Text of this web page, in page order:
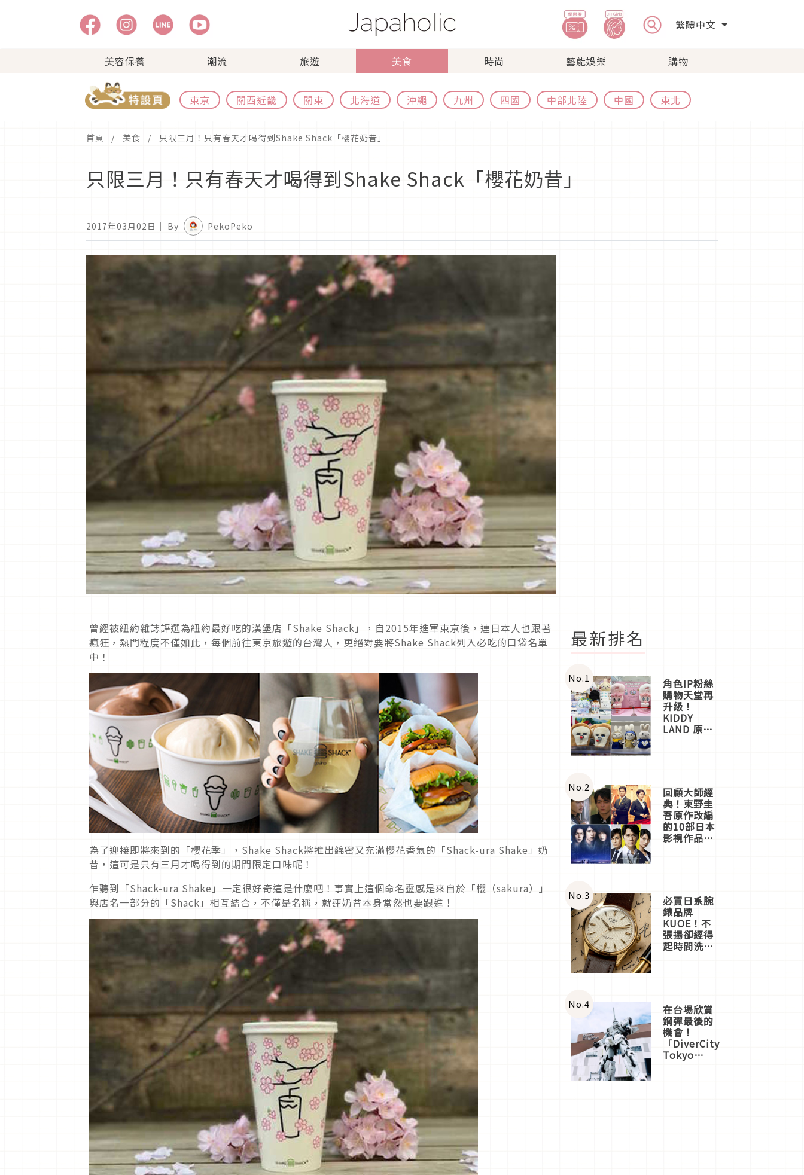
繁體中文
美容保養 潮流 旅遊 美食 時尚 藝能娛樂 購物
東京 關西近畿 關東 北海道 沖繩 九州 四國 中部北陸 中國 東北
首頁 美食 只限三月！只有春天才喝得到Shake Shack「櫻花奶昔」
只限三月！只有春天才喝得到Shake Shack「櫻花奶昔」
2017年03月02日 ｜ By PekoPeko
曾經被紐約雜誌評選為紐約最好吃的漢堡店「Shake Shack」，自2015年進軍東京後，連日本人也跟著
瘋狂，熱門程度不僅如此，每個前往東京旅遊的台灣人，更絕對要將Shake Shack列入必吃的口袋名單
中！
為了迎接即將來到的「櫻花季」，Shake Shack將推出綿密又充滿櫻花香氣的「Shack-ura Shake」奶
昔，這可是只有三月才喝得到的期間限定口味呢！
乍聽到「Shack-ura Shake」一定很好奇這是什麼吧！事實上這個命名靈感是來自於「櫻（sakura）」
與店名一部分的「Shack」相互結合，不僅是名稱，就連奶昔本身當然也要跟進！
最新排名
No.1 角色IP粉絲
購物天堂再
升級！
KIDDY
LAND 原宿
店3分即達
No.2 回顧大師經
典！東野圭
吾原作改編
的10部日本
影視作品推
No.3 必買日系腕
錶品牌
KUOE！不
張揚卻經得
起時間洗鍊
No.4 在台場欣賞
鋼彈最後的
機會！
「DiverCity
Tokyo